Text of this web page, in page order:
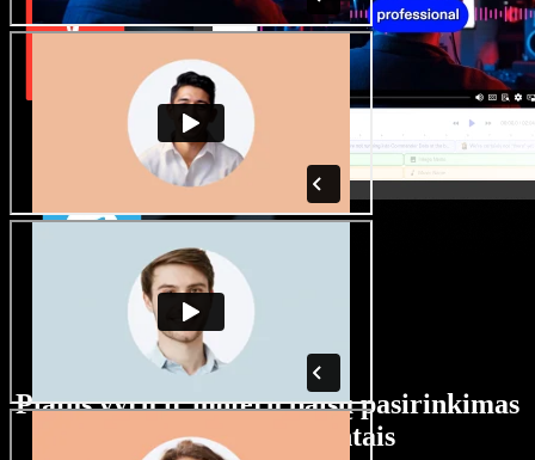
Platus vyrų ir moterų balsų pasirinkimas
su įvairiais akcentais